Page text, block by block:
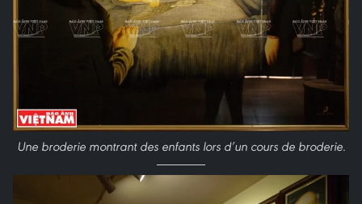
Une broderie montrant des enfants lors d’un cours de broderie.